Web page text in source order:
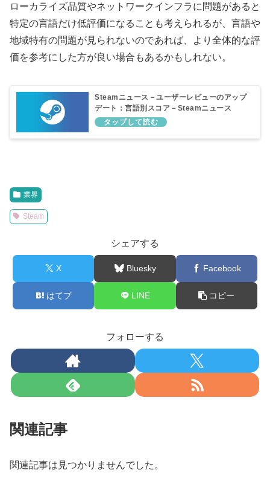
ローカライズ品質やネットワークインフラに問題があると
特定の言語だけ低評価になることも考えられるが、言語や
地域特有の問題が見られないのであれば、より全体的な評
価を参考にした方が良い場合もあるかもしれない。
Steamニュース－ユーザーレビューのアップ
デート：言語別スコア－Steamニュース
業界
Steam
シェアする
X Bluesky Facebook
はてブ LINE コピー
フォローする
関連記事
関連記事は見つかりませんでした。